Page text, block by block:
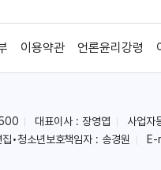
이용약관 언론윤리강령
대표이사 : 장영엽
사업
•청소년보호책임자 : 송경원 E-